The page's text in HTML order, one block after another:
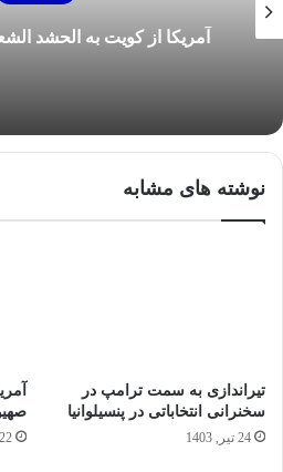
آمریکا از کویت به الحشد
نوشته های مشابه
تیراندازی به سمت ترامپ در
سخنرانی انتخاباتی در پنسیلوانیا
24 تیر, 1403 22 تیر, 1403